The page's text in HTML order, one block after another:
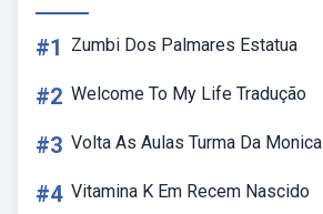
#1 Zumbi Dos Palmares Estatua
#2 Welcome To My Life Tradução
#3 Volta As Aulas Turma Da Monica
#4 Vitamina K Em Recem Nascido